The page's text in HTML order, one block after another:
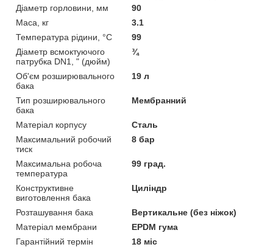
Діаметр горловини, мм
90
Маса, кг
3.1
Температура рідини, °C
99
Діаметр всмоктуючого
патрубка DN1, " (дюйм)
¾
Об'єм розширювального
бака
19 л
Тип розширювального
бака
Мембранний
Матеріал корпусу
Сталь
Максимальний робочий
тиск
8 бар
Максимальна робоча
температура
99 град.
Конструктивне
виготовлення бака
Циліндр
Розташування бака
Вертикальне (без ніжок)
Матеріал мембрани
EPDM гума
Гарантійний термін
18 міс